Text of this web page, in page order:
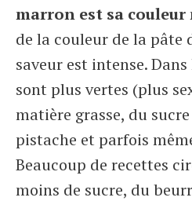
marron est sa
de la couleur de la pâte
saveur est intense.
sont plus vertes (plus
matière grasse, du
pistache et parfois
Beaucoup de recettes
moins de sucre, du